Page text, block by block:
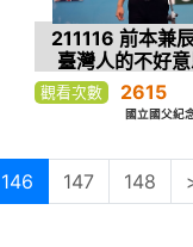
211116 前本兼
臺灣人的不好
2021外籍學生華
比賽 第
觀看次數 2615
國立國父紀
146 147 148